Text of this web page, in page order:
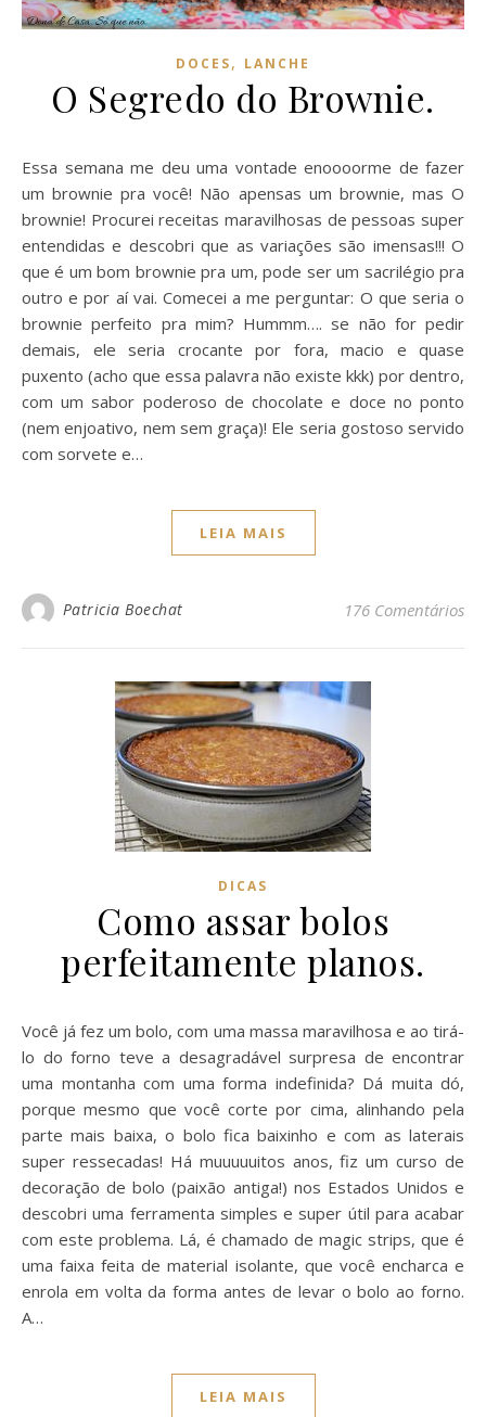
DOCES, LANCHE
O Segredo do Brownie.
Essa semana me deu uma vontade enoooorme de fazer
um brownie pra você! Não apensas um brownie, mas O
brownie! Procurei receitas maravilhosas de pessoas super
entendidas e descobri que as variações são imensas!!! O
que é um bom brownie pra um, pode ser um sacrilégio pra
outro e por aí vai. Comecei a me perguntar: O que seria o
brownie perfeito pra mim? Hummm…. se não for pedir
demais, ele seria crocante por fora, macio e quase
puxento (acho que essa palavra não existe kkk) por dentro,
com um sabor poderoso de chocolate e doce no ponto
(nem enjoativo, nem sem graça)! Ele seria gostoso servido
com sorvete e…
LEIA MAIS
Patricia Boechat 176 Comentários
DICAS
Como assar bolos
perfeitamente planos.
Você já fez um bolo, com uma massa maravilhosa e ao tirá-
lo do forno teve a desagradável surpresa de encontrar
uma montanha com uma forma indefinida? Dá muita dó,
porque mesmo que você corte por cima, alinhando pela
parte mais baixa, o bolo fica baixinho e com as laterais
super ressecadas! Há muuuuuitos anos, fiz um curso de
decoração de bolo (paixão antiga!) nos Estados Unidos e
descobri uma ferramenta simples e super útil para acabar
com este problema. Lá, é chamado de magic strips, que é
uma faixa feita de material isolante, que você encharca e
enrola em volta da forma antes de levar o bolo ao forno.
A…
LEIA MAIS